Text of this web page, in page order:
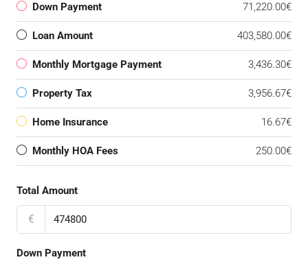
Down Payment 71,220.00€
Loan Amount 403,580.00€
Monthly Mortgage Payment 3,436.30€
Property Tax 3,956.67€
Home Insurance 16.67€
Monthly HOA Fees 250.00€
Total Amount
€
Down Payment